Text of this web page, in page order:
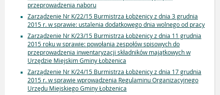
przeprowadzenia naboru
Zarządzenie Nr K/22/15 Burmistrza Łobżenicy z dnia 3 grudnia
2015 r. w sprawie: ustalenia dodatkowego dnia wolnego od pracy
Zarządzenie Nr K/23/15 Burmistrza Łobżenicy z dnia 11 grudnia
2015 roku w sprawie: powołania zespołów spisowych do
przeprowadzenia inwentaryzacji składników majątkowych w
Urzędzie Miejskim Gminy Łobżenica
Zarządzenie Nr K/24/15 Burmistrza Łobżenicy z dnia 17 grudnia
2015 r. w sprawie wprowadzenia Regulaminu Organizacyjnego
Urzędu Miejskiego Gminy Łobżenica